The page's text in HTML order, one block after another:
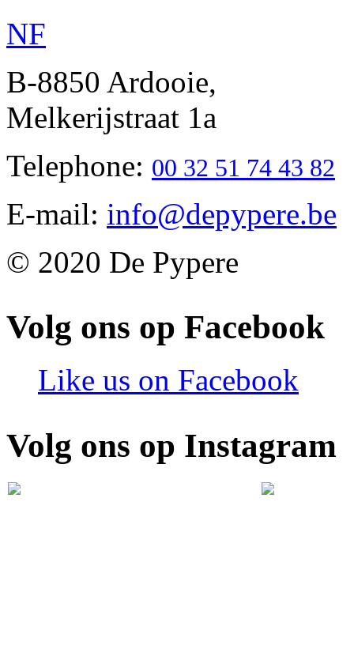
NF
B-8850 Ardooie,
Melkerijstraat 1a
Telephone: 00 32 51 74 43 82
E-mail: info@depypere.be
© 2020 De Pypere
Volg ons op Facebook
Like us on Facebook
Volg ons op Instagram